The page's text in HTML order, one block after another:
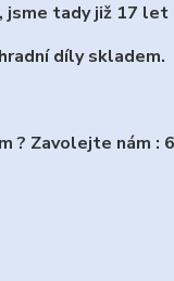
jsme tady již 17 let
díly skladem.
? Zavolejte nám :